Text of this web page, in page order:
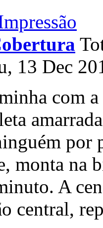
13 Dec
com
por
monta na
A
central,